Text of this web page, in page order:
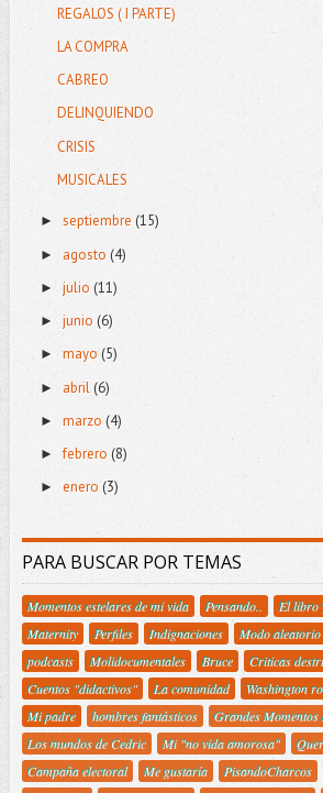
REGALOS ( I PARTE)
LA COMPRA
CABREO
DELINQUIENDO
CRISIS
MUSICALES
► septiembre (15)
► agosto (4)
► julio (11)
► junio (6)
► mayo(5)
► abril(6)
► marzo (4)
►febrero (8)
► enero (3)
PARA BUSCAR POR TEMAS
Momentos estelares de mi vida Pensando.. El libro
Maternity
Perfiles Indignaciones Modo aleatorio
podcasts
Molidocumentales Bruce Criticas
Cuentos "didactivos"
La comunidad Washington
Mi padre
hombres fantásticos
Grandes Momentos
Los mundos de Cedric
Mi "no vida amorosa"
Campaña electoral
Me gustaría PisandoCharcos